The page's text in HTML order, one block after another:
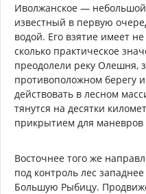
Иволжанское —
известный в первую
водой. Его взятие имеет
сколько практическое
преодолели реку Олешня,
противоположном берегу
действовать в лесном
тянутся на десятки
прикрытием для маневров
Восточнее того же
под контроль лес
Большую Рыбицу.